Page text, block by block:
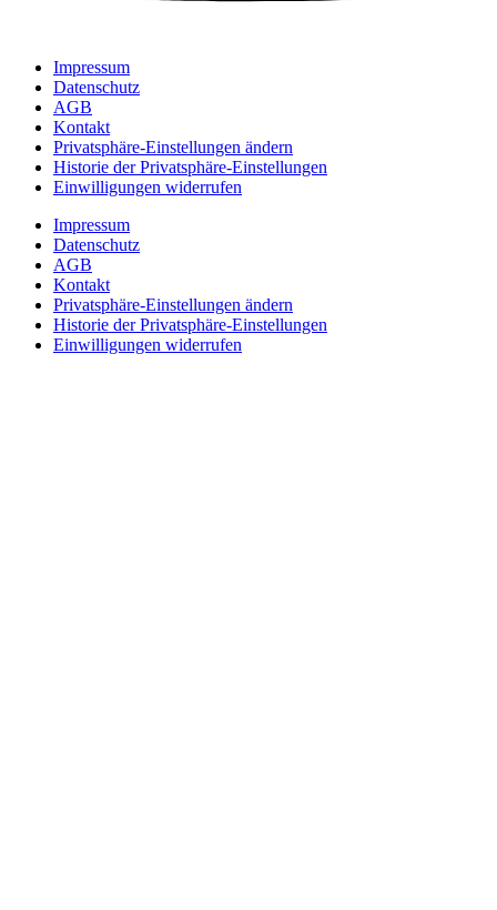
Impressum
Datenschutz
AGB
Kontakt
Privatsphäre-Einstellungen ändern
Historie der Privatsphäre-Einstellungen
Einwilligungen widerrufen
Impressum
Datenschutz
AGB
Kontakt
Privatsphäre-Einstellungen ändern
Historie der Privatsphäre-Einstellungen
Einwilligungen widerrufen